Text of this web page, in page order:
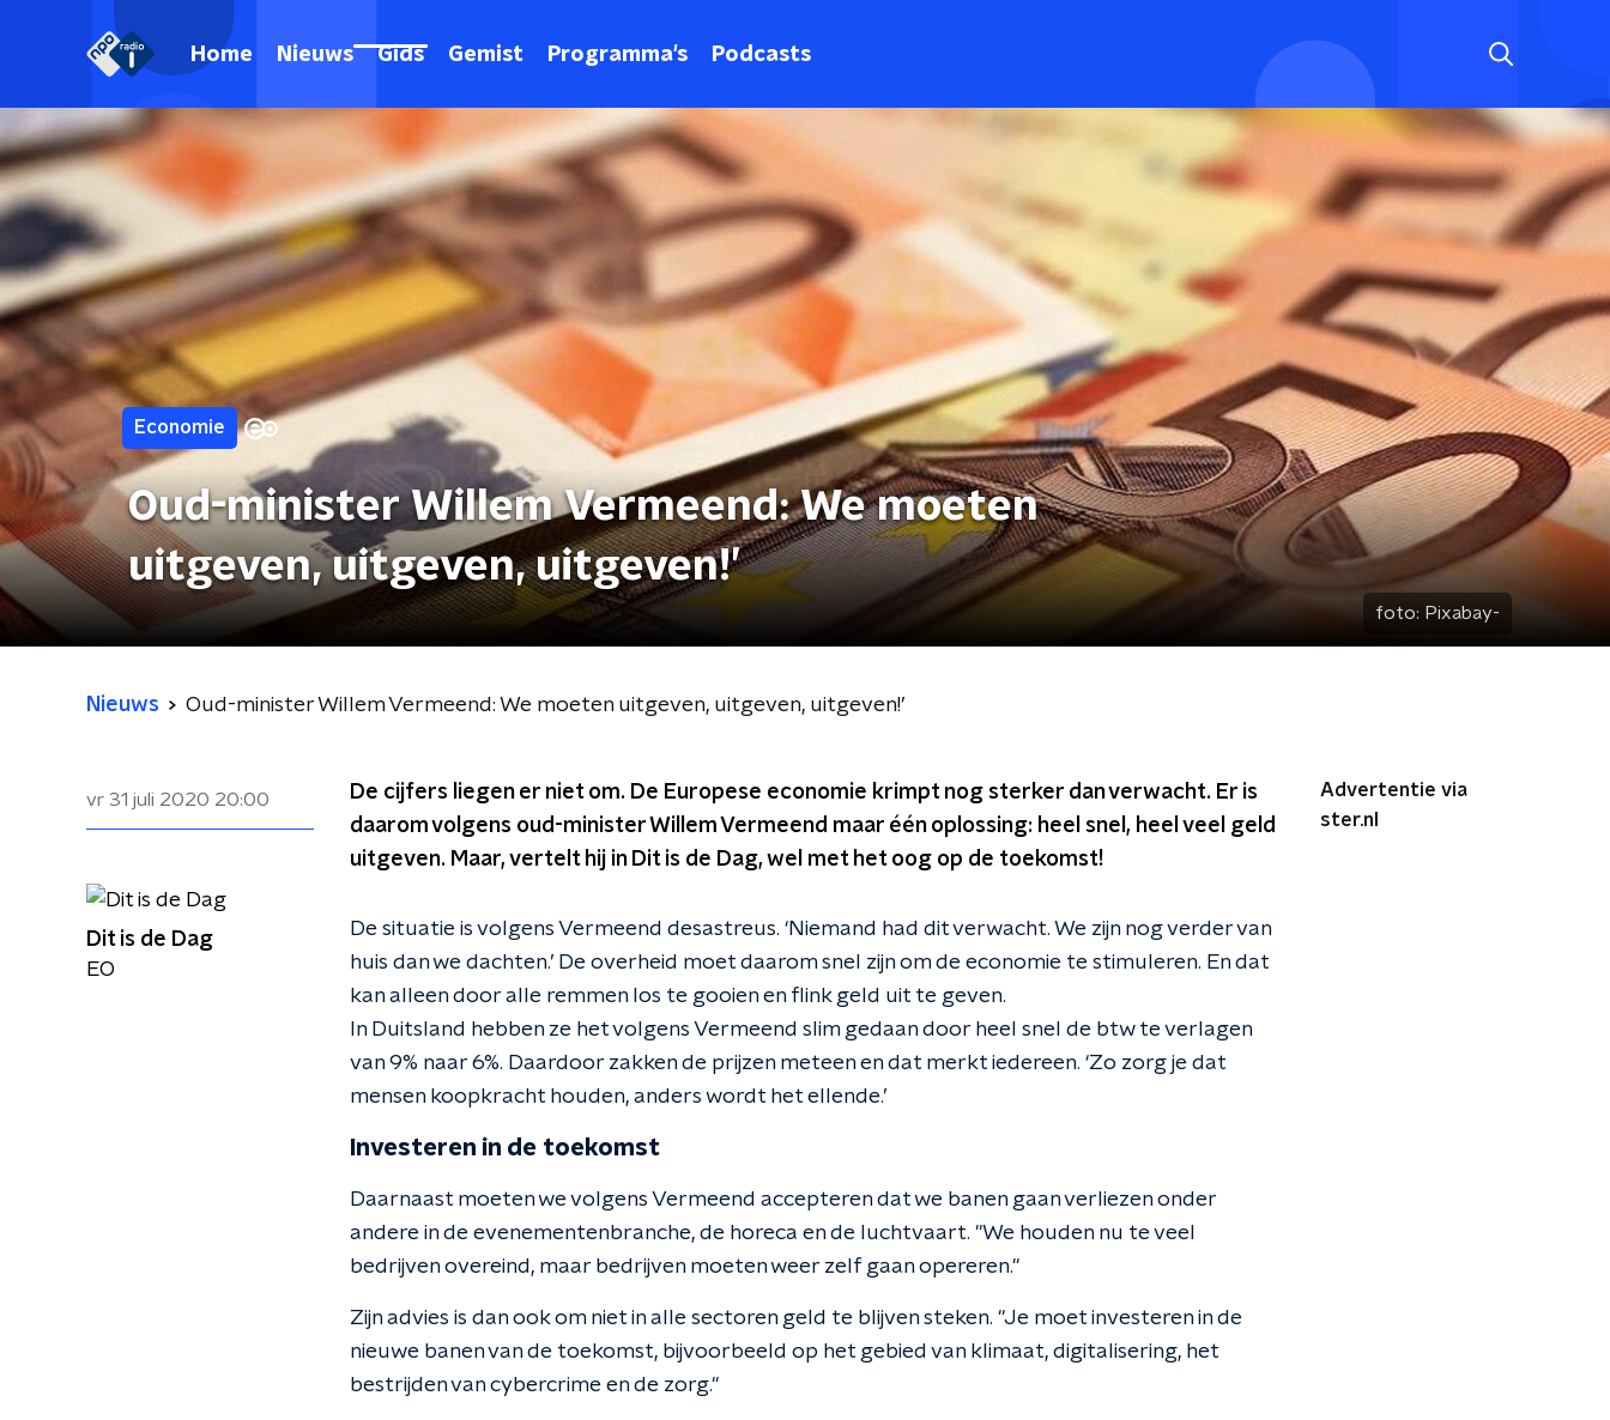
Home Nieuws Gids Gemist Programma's Podcasts
Economie
Oud-minister Willem Vermeend: We moeten
uitgeven, uitgeven, uitgeven!’
foto: Pixabay-
Nieuws Oud-minister Willem Vermeend: We moeten uitgeven, uitgeven, uitgeven!’
vr 31 juli 2020 20:00
De cijfers liegen er niet om. De Europese economie krimpt nog sterker dan verwacht. Er is
daarom volgens oud-minister Willem Vermeend maar één oplossing: heel snel, heel veel geld
uitgeven. Maar, vertelt hij in Dit is de Dag, wel met het oog op de toekomst!
De situatie is volgens Vermeend desastreus. ‘Niemand had dit verwacht. We zijn nog verder van
huis dan we dachten.’ De overheid moet daarom snel zijn om de economie te stimuleren. En dat
kan alleen door alle remmen los te gooien en flink geld uit te geven.
In Duitsland hebben ze het volgens Vermeend slim gedaan door heel snel de btw te verlagen
van 9% naar 6%. Daardoor zakken de prijzen meteen en dat merkt iedereen. ‘Zo zorg je dat
mensen koopkracht houden, anders wordt het ellende.’
Investeren in de toekomst
Daarnaast moeten we volgens Vermeend accepteren dat we banen gaan verliezen onder
andere in de evenementenbranche, de horeca en de luchtvaart. "We houden nu te veel
bedrijven overeind, maar bedrijven moeten weer zelf gaan opereren."
Zijn advies is dan ook om niet in alle sectoren geld te blijven steken. "Je moet investeren in de
nieuwe banen van de toekomst, bijvoorbeeld op het gebied van klimaat, digitalisering, het
bestrijden van cybercrime en de zorg."
Advertentie via
ster.nl
Dit is de Dag
EO